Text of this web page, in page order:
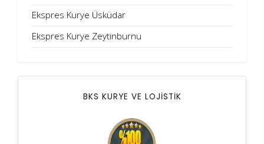
Ekspres Kurye Üsküdar
Ekspres Kurye Zeytinburnu
BKS KURYE VE LOJİSTİK